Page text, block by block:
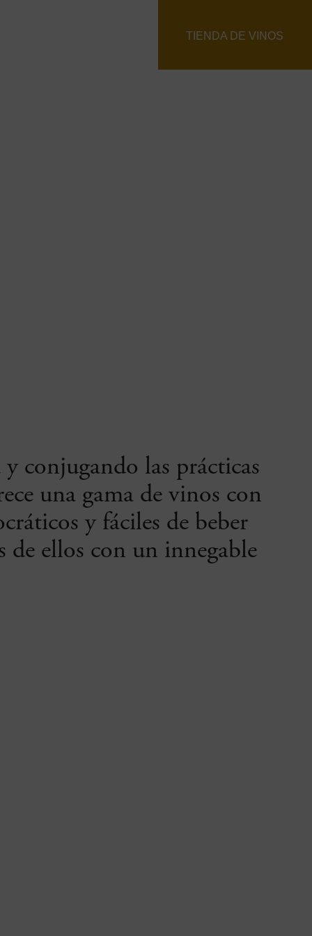
TIENDA DE VINOS
conjugando las prácticas
una gama de vinos con
y fáciles de beber
de ellos con un innegable